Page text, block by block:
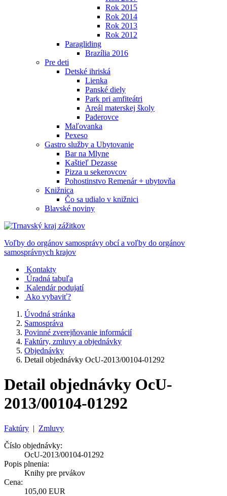
Rok 2015
Rok 2014
Rok 2013
Rok 2012
Paragliding
Brazília 2016
Pre deti
Detské ihriská
Lienka
Panské diely
Park pri amfiteátri
Areál materskej školy
Paderovce
Maľovanka
Pexeso
Gastro služby a Ubytovanie
Bar na Mlyne
Kaštieľ Dezasse
Pizza u sekerovcov
Pohostinstvo Remenár + ubytovňa
Knižnica
Čo sa udialo v knižnici
Blavské noviny
Voľby do orgánov samosprávy obcí a voľby do orgánov
samosprávnych krajov
Kontakty
Úradná tabuľa
Kalendár podujatí
Ako vybaviť?
Úvodná stránka
Samospráva
Povinné zverejňovanie informácií
Faktúry, zmluvy a objednávky
Objednávky
Detail objednávky OcU-2013/00104-01292
Detail objednávky OcU-
2013/00104-01292
Faktúry | Zmluvy
Číslo objednávky:
OcU-2013/00104-01292
Popis plnenia:
Knihy pre prvákov
Cena:
105,00 EUR